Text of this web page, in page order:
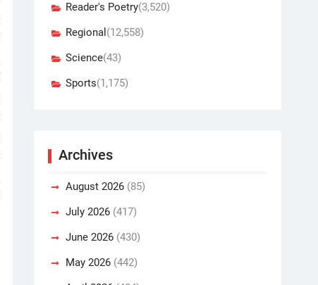
Reader's Poetry(3,520)
Regional (12,558)
Science(43)
Sports(1,175)
Archives
August 2026 (85)
July 2026 (417)
June 2026 (430)
May 2026 (442)